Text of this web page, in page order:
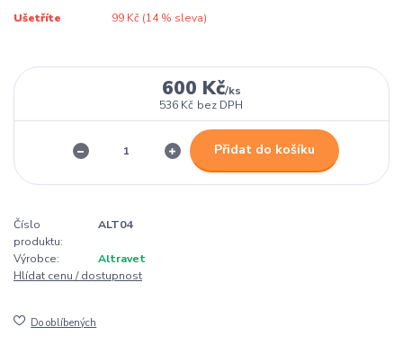
Ušetříte 99 Kč (14% sleva)
600 Kč/ks
536 Kč bez DPH
Přidat do košíku
Číslo
produktu:
ALT04
Výrobce:
Altravet
Hlídat cenu / dostupnost
Do oblíbených